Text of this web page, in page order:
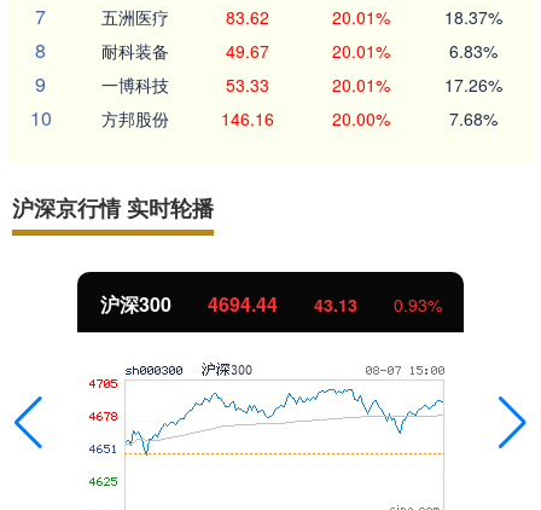
7 五洲医疗 83.62 20.01% 18.37%
8 耐科装备 49.67 20.01% 6.83%
9 一博科技 53.33 20.01% 17.26%
10 方邦股份 146.16 20.00% 7.68%
沪深京行情 实时轮播
沪深300 4694.44 43.13 0.93%